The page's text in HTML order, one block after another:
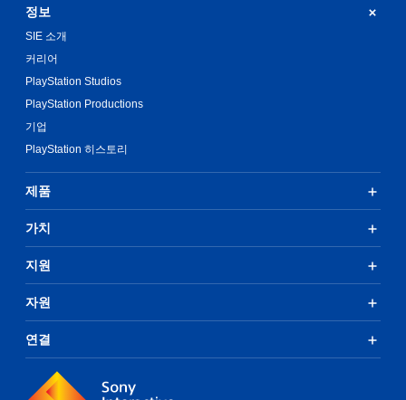
정보
SIE 소개
커리어
PlayStation Studios
PlayStation Productions
기업
PlayStation 히스토리
제품
가치
지원
자원
연결